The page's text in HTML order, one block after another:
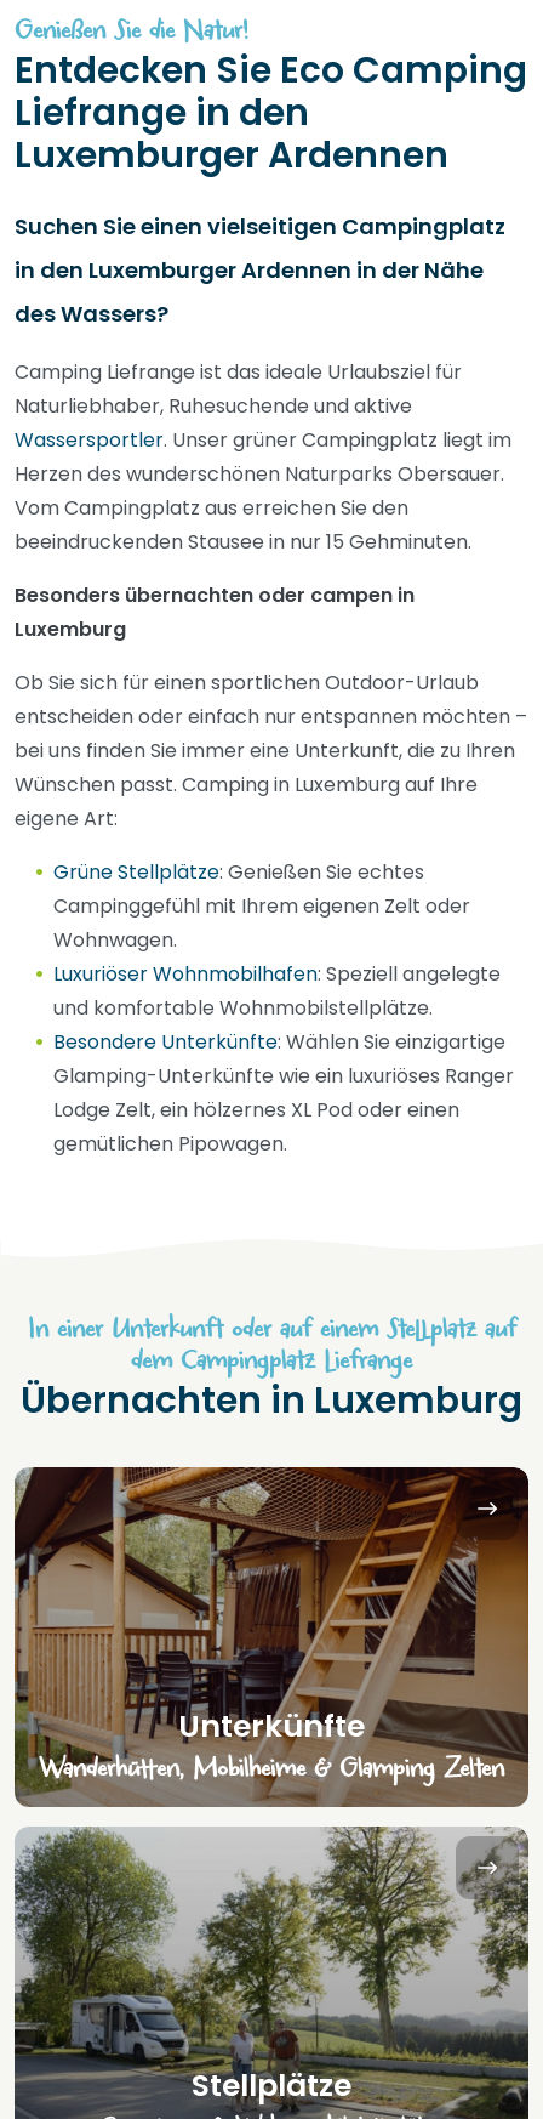
Genießen Sie die Natur!
Entdecken Sie Eco Camping
Liefrange in den
Luxemburger Ardennen
Suchen Sie einen vielseitigen Campingplatz
in den Luxemburger Ardennen in der Nähe
des Wassers?
Camping Liefrange ist das ideale Urlaubsziel für
Naturliebhaber, Ruhesuchende und aktive
Wassersportler. Unser grüner Campingplatz liegt im
Herzen des wunderschönen Naturparks Obersauer.
Vom Campingplatz aus erreichen Sie den
beeindruckenden Stausee in nur 15 Gehminuten.
Besonders übernachten oder campen in
Luxemburg
Ob Sie sich für einen sportlichen Outdoor-Urlaub
entscheiden oder einfach nur entspannen möchten –
bei uns finden Sie immer eine Unterkunft, die zu Ihren
Wünschen passt. Camping in Luxemburg auf Ihre
eigene Art:
Grüne Stellplätze: Genießen Sie echtes
Campinggefühl mit Ihrem eigenen Zelt oder
Wohnwagen.
Luxuriöser Wohnmobilhafen: Speziell angelegte
und komfortable Wohnmobilstellplätze.
Besondere Unterkünfte: Wählen Sie einzigartige
Glamping-Unterkünfte wie ein luxuriöses Ranger
Lodge Zelt, ein hölzernes XL Pod oder einen
gemütlichen Pipowagen.
In einer Unterkunft oder auf einem Stellplatz auf
dem Campingplatz Liefrange
Übernachten in Luxemburg
Unterkünfte
Wanderhütten, Mobilheime & Glamping Zelten
Stellplätze